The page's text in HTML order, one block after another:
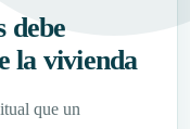
debe
la vivienda
que un